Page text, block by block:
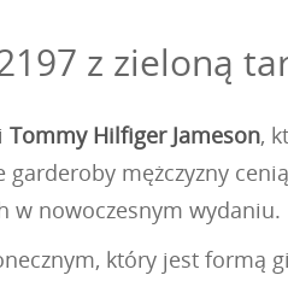
z zieloną
Tommy Hilfiger Jameson,
mężczyzny
w nowoczesnym wydaniu.
który jest formą